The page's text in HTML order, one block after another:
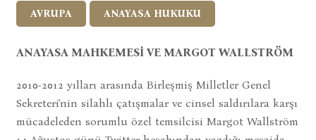
AVRUPA ANAYASA HUKUKU
ANAYASA MAHKEMESİ VE MARGOT WALLSTRÖM
2010-2012 yılları arasında Birleşmiş Milletler Genel
Sekreteri'nin silahlı çatışmalar ve cinsel saldırılara karşı
mücadeleden sorumlu özel temsilcisi Margot Wallström